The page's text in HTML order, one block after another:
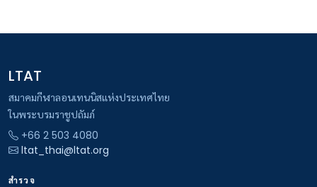
LTAT
สมาคมกีฬาลอนเทนนิสแห่งประเทศไทย
ในพระบรมราชูปถัมภ์
+66 2 503 4080
ltat_thai@ltat.org
สำรวจ